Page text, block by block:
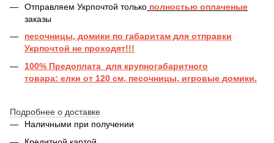
Отправляем Укрпочтой только полностью оплаченые
заказы
песочницы, домики по габаритам для отправки
Укрпочтой не проходят!!!
100% Предоплата для крупногабаритного
товара: елки от 120 см, песочницы, игровые домики.
Подробнее о доставке
Наличными при получении